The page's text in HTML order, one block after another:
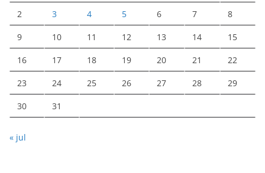
2 3 4 5 6 7 8
9 10 11 12 13 14 15
16 17 18 19 20 21 22
23 24 25 26 27 28 29
30 31
« jul